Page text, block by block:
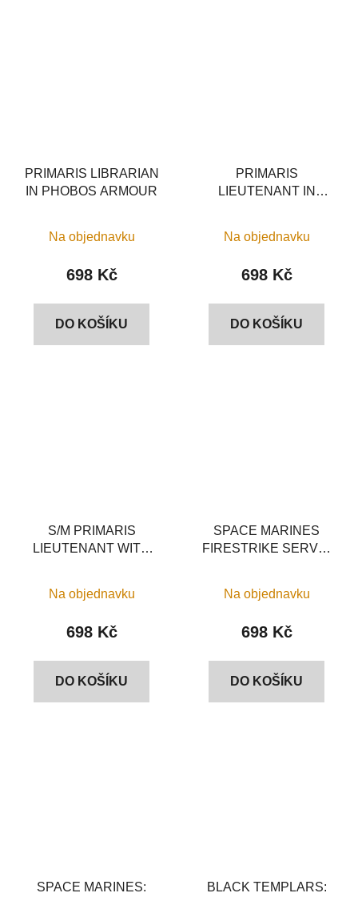
PRIMARIS LIBRARIAN
IN PHOBOS ARMOUR
Na objednavku
698 Kč
DO KOŠÍKU
PRIMARIS
LIEUTENANT IN
Na objednavku
698 Kč
DO KOŠÍKU
S/M PRIMARIS
LIEUTENANT WITH
Na objednavku
698 Kč
DO KOŠÍKU
SPACE MARINES
FIRESTRIKE SERVO-
Na objednavku
698 Kč
DO KOŠÍKU
SPACE MARINES:
BLACK TEMPLARS: